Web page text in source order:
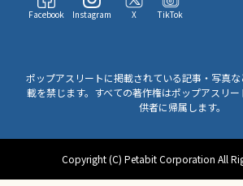
Facebook Instagram X TikTok
ポップアスリートに掲載されている記事・写真
載を禁じます。すべての著作権はポップアスリ
供者に帰属します。
Copyright (C) Petabit Corporation All